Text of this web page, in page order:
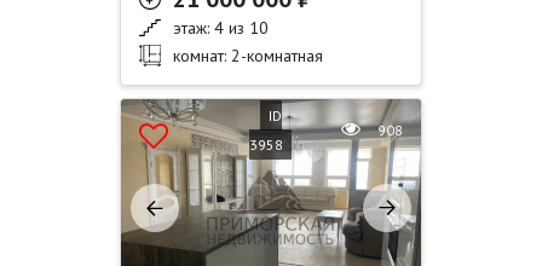
этаж: 4 из 10
комнат: 2-комнатная
ID
3958
908